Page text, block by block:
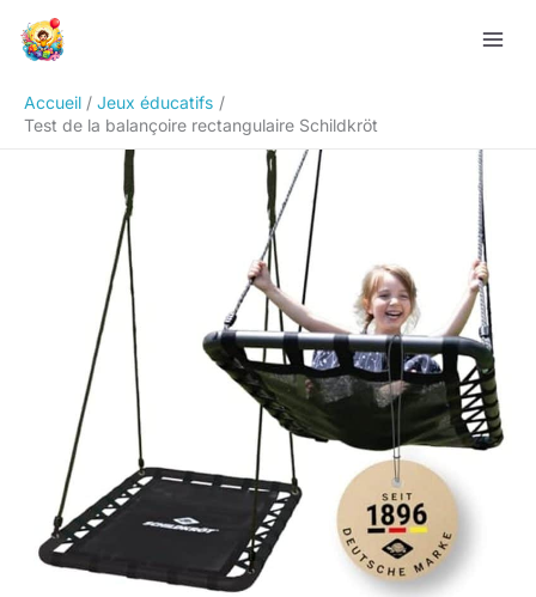
Accueil
Jeux éducatifs
Test de la balançoire rectangulaire Schildkröt
Rechercher